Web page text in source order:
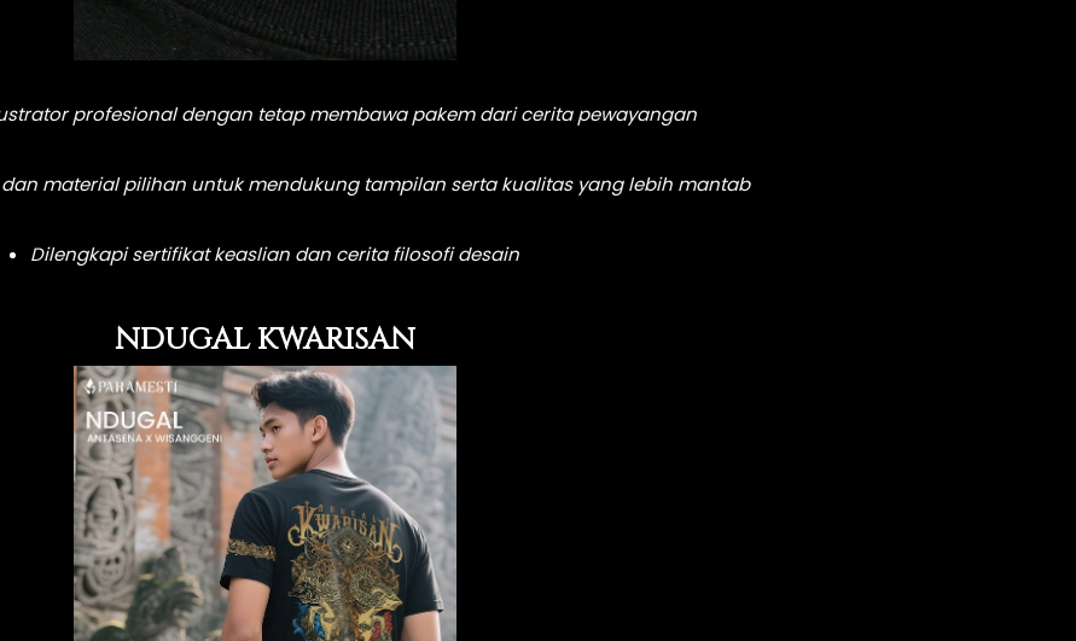
profesional dengan tetap membawa pakem dari cerita pewayangan
material pilihan untuk mendukung tampilan serta kualitas yang lebih mantab
Dilengkapi sertifikat keaslian dan cerita filosofi desain
NDUGAL KWARISAN